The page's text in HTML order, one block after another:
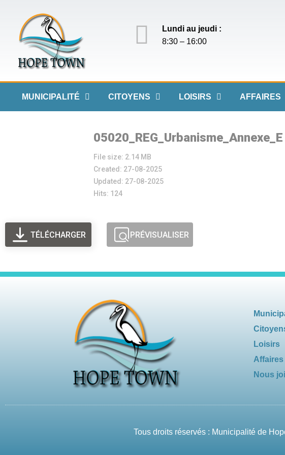
Lundi au jeudi :
8:30 – 16:00
MUNICIPALITÉ CITOYENS LOISIRS AFFAIRES
05020_REG_Urbanisme_Annexe_E
File size: 2.14 MB
Created: 27-08-2025
Updated: 27-08-2025
Hits: 124
TÉLÉCHARGER PRÉVISUALISER
Loisirs
Affaires
Nous
Tous droits réservés : Municipalité de